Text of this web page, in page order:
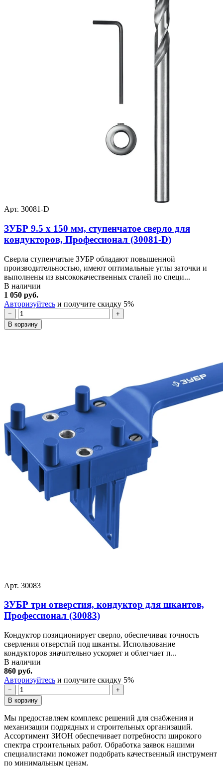
Арт. 30081-D
ЗУБР 9.5 х 150 мм, ступенчатое сверло для
кондукторов, Профессионал (30081-D)
Сверла ступенчатые ЗУБР обладают повышенной
производительностью, имеют оптимальные углы заточки и
выполнены из высококачественных сталей по специ...
В наличии
1 050 руб.
Авторизуйтесь и получите скидку 5%
−
+
В корзину
Арт. 30083
ЗУБР три отверстия, кондуктор для шкантов,
Профессионал (30083)
Кондуктор позиционирует сверло, обеспечивая точность
сверления отверстий под шканты. Использование
кондукторов значительно ускоряет и облегчает п...
В наличии
860 руб.
Авторизуйтесь и получите скидку 5%
−
+
В корзину
Мы предоставляем комплекс решений для снабжения и
механизации подрядных и строительных организаций.
Ассортимент ЗИОН обеспечивает потребности широкого
спектра строительных работ. Обработка заявок нашими
специалистами поможет подобрать качественный инструмент
по минимальным ценам.